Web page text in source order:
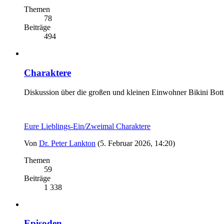
Themen
78
Beiträge
494
Charaktere
Diskussion über die großen und kleinen Einwohner Bikini
Eure Lieblings-Ein/Zweimal Charaktere
Von Dr. Peter Lankton (5. Februar 2026, 14:20)
Themen
59
Beiträge
1 338